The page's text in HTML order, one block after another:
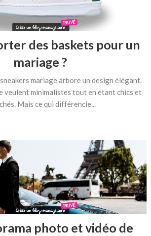
des baskets pour un
mariage ?
mariage arbore un design élégant.
veulent minimalistes tout en étant chics et
Mais ce qui différencie...
photo et vidéo de